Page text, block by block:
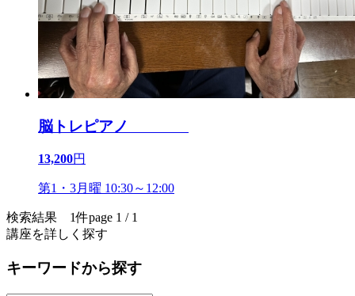
脳トレピアノ
13,200円
第1・3月曜 10:30～12:00
検索結果 1件page 1 / 1
講座を詳しく探す
キーワードから探す